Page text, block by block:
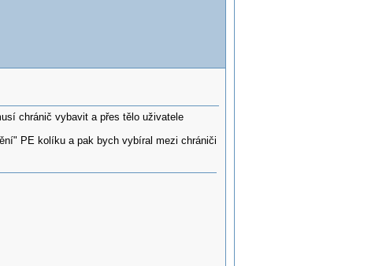
chránič vybavit a přes tělo uživatele
PE kolíku a pak bych vybíral mezi chrániči